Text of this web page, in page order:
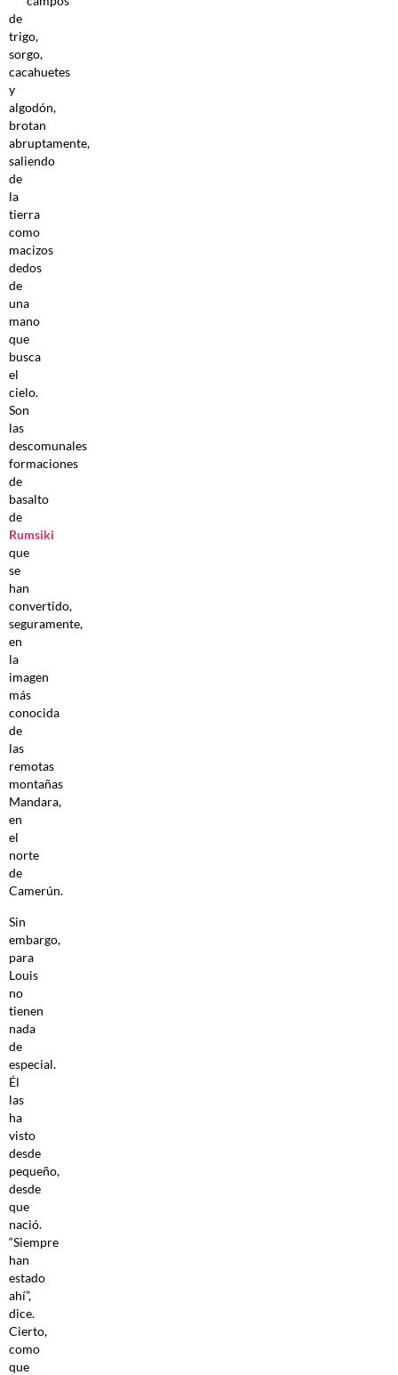
de
trigo,
sorgo,
cacahuetes
y
algodón,
brotan
abruptamente,
saliendo
de
la
tierra
como
macizos
dedos
de
una
mano
que
busca
el
cielo.
Son
las
descomunales
formaciones
de
basalto
de
Rumsiki
que
se
han
convertido,
seguramente,
en
la
imagen
más
conocida
de
las
remotas
montañas
Mandara,
en
el
norte
de
Camerún.
Sin
embargo,
para
Louis
no
tienen
nada
de
especial.
Él
las
ha
visto
desde
pequeño,
desde
que
nació.
“Siempre
han
estado
ahí”,
dice.
Cierto,
como
que